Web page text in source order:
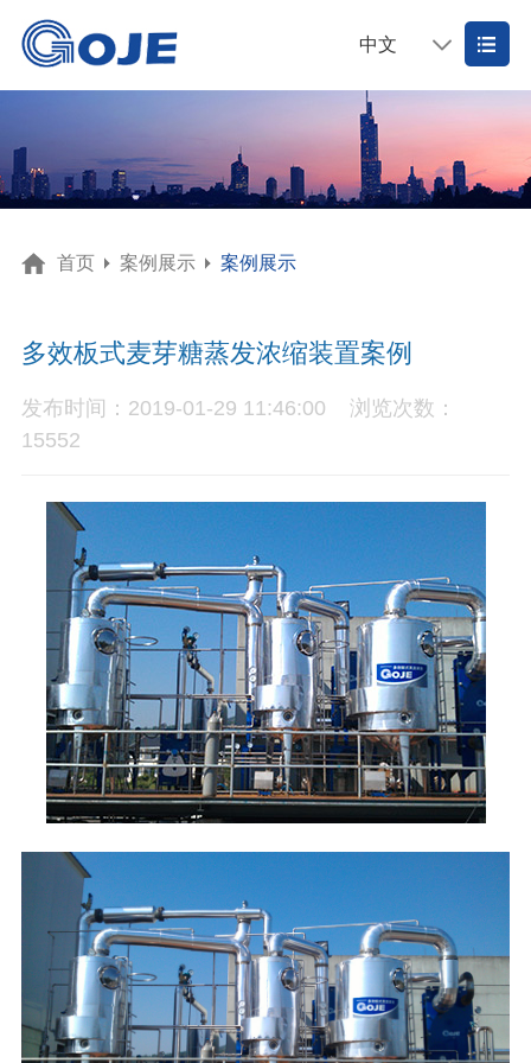
中文
首页 案例展示 案例展示
多效板式麦芽糖蒸发浓缩装置案例
发布时间：2019-01-29 11:46:00
浏览次数：
15552